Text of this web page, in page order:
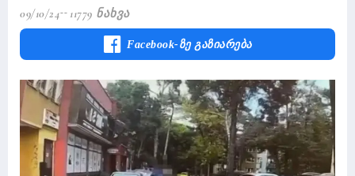
09/10/24 11779 Ნახვა
Facebook-Ზე Გაზიარება